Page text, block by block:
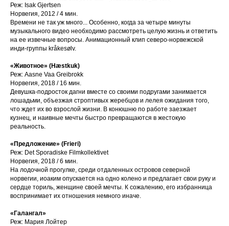
Реж: Isak Gjertsen
Норвегия, 2012 / 4 мин.
Времени не так уж много... Особенно, когда за четыре минуты
музыкального видео необходимо рассмотреть целую жизнь и ответить
на ее извечные вопросы. Анимационный клип северо-норвежской
инди-группы kråkesølv.
«Животное» (Hæstkuk)
Реж: Aasne Vaa Greibrokk
Норвегия, 2018 / 16 мин.
Девушка-подросток дагни вместе со своими подругами занимается
лошадьми, объезжая строптивых жеребцов и лелея ожидания того,
что ждет их во взрослой жизни. В конюшню по работе заезжает
кузнец, и наивные мечты быстро превращаются в жестокую
реальность.
«Предложение» (Frieri)
Реж: Det Sporadiske Filmkollektivet
Норвегия, 2018 / 6 мин.
На лодочной прогулке, среди отдаленных островов северной
норвегии, иоаким опускается на одно колено и предлагает свои руку и
сердце ториль, женщине своей мечты. К сожалению, его избранница
воспринимает их отношения немного иначе.
«Галангал»
Реж: Мария Лойтер